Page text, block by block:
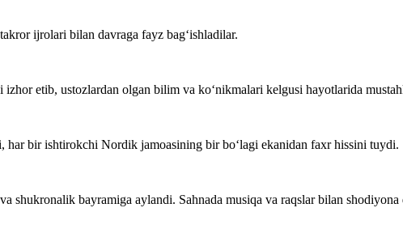
ijrolari bilan davraga fayz bag‘ishladilar.
etib, ustozlardan olgan bilim va ko‘nikmalari kelgusi hayotlarida
bir ishtirokchi Nordik jamoasining bir bo‘lagi ekanidan faxr hissini tuydi.
bayramiga aylandi. Sahnada musiqa va raqslar bilan shodiyona